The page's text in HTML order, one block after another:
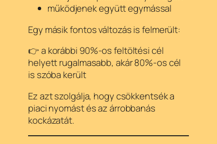
működjenek együtt egymással
Egy másik fontos változás is felmerült:
👉 a korábbi 90%-os feltöltési cél
helyett rugalmasabb, akár 80%-os cél
is szóba került
Ez azt szolgálja, hogy csökkentsék a
piaci nyomást és az árrobbanás
kockázatát.